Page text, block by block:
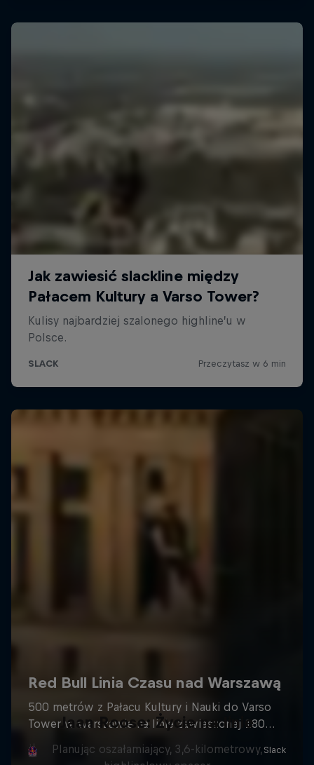
Jaan Roose: Życie na linie
Planując oszałamiający, 3,6-kilometrowy,